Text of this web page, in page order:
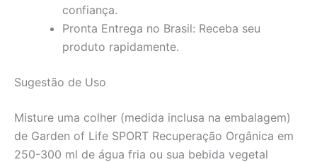
confiança.
Pronta Entrega no Brasil: Receba seu
produto rapidamente.
Sugestão de Uso
Misture uma colher (medida inclusa na embalagem)
de Garden of Life SPORT Recuperação Orgânica em
250-300 ml de água fria ou sua bebida vegetal